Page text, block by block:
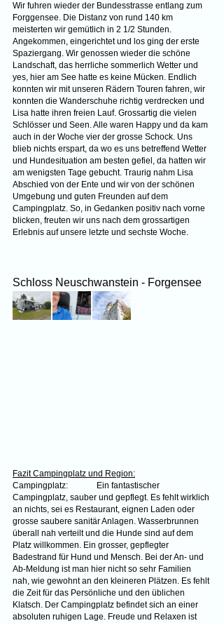
Wir fuhren wieder der Bundesstrasse entlang zum
Forggensee. Die Distanz von rund 140 km
meisterten wir gemütlich in 2 1/2 Stunden.
Angekommen, eingerichtet und los ging der erste
Spaziergang. Wir genossen wieder die schöne
Landschaft, das herrliche sommerlich Wetter und
yes, hier am See hatte es keine Mücken. Endlich
konnten wir mit unseren Rädern Touren fahren, wir
konnten die Wanderschuhe richtig verdrecken und
Lisa hatte ihren freien Lauf. Grossartig die vielen
Schlösser und Seen. Alle waren Happy und da kam
auch in der Woche vier der grosse Schock. Uns
blieb nichts erspart, da wo es uns betreffend Wetter
und Hundesituation am besten gefiel, da hatten wir
am wenigsten Tage gebucht. Traurig nahm Lisa
Abschied von der Ente und wir von der schönen
Umgebung und guten Freunden auf dem
Campingplatz. So, in Gedanken positiv nach vorne
blicken, freuten wir uns nach dem grossartigen
Erlebnis auf unsere letzte und sechste Woche.
Schloss Neuschwanstein - Forgensee
Fazit Campingplatz und Region:
Campingplatz:	Ein fantastischer
Campingplatz, sauber und gepflegt. Es fehlt wirklich
an nichts, sei es Restaurant, eignen Laden oder
grosse saubere sanitär Anlagen. Wasserbrunnen
überall nah verteilt und die Hunde sind auf dem
Platz willkommen. Ein grosser, gepflegter
Badestrand für Hund und Mensch. Bei der An- und
Ab-Meldung ist man hier nicht so sehr Familien
nah, wie gewohnt an den kleineren Plätzen. Es fehlt
die Zeit für das Persönliche und den üblichen
Klatsch. Der Campingplatz befindet sich an einer
absoluten ruhigen Lage. Freude und Relaxen ist